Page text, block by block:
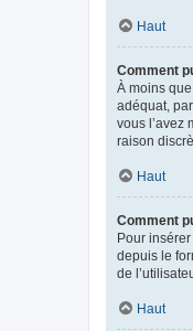
Haut
Comment
À moins
adéquat,
vous l’avez
raison
Haut
Comment
Pour
depuis le
de
Haut